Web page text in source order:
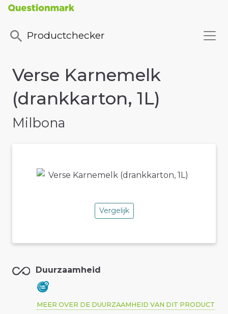
Productchecker
Verse Karnemelk
(drankkarton, 1L)
Milbona
Vergelijk
Duurzaamheid
MEER OVER DE DUURZAAMHEID VAN DIT PRODUCT